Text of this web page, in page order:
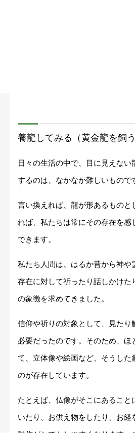
養龍してみる（黄金龍を飼う
日々の生活の中で、目に見えない
するのは、なかなか難しいもので
言い換えれば、龍が形あるものと
れば、私たちは常にその存在を感
できます。
私たち人間は、はるか昔から神や
存在に対して祈ったり話しかけた
の象徴を求めてきました。
信仰や祈りの対象として、見たり
必要だったのです。そのため、ほ
て、立体像や絵画など、そうした
のが存在しています。
たとえば、仏像がそこにあること
いたり、お供え物をしたり、お経